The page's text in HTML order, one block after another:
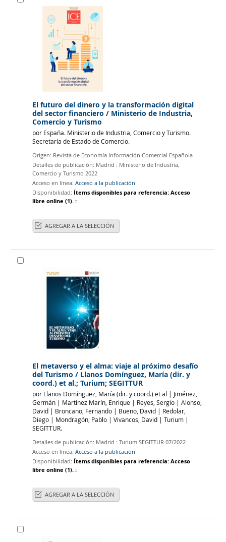
El futuro del dinero y la transformación digital
del sector financiero/ Ministerio de Industria,
Comercio y Turismo
por España. Ministerio de Industria, Comercio y Turismo.
Secretaría de Estado de Comercio.
Origen: Revista de Economía Información Comercial Española
Detalles de publicación: Madrid : Ministerio de Industria,
Comercio y Turismo 2022
Acceso en línea:Acceso a la publicación
Disponibilidad: Ítems disponibles para referencia:Acceso
libre online (1).:
AGREGAR A LA SELECCIÓN
El metaverso y el alma: viaje al próximo desafío
del Turismo/ Llanos Domínguez, María (dir. y
coord.) et al.; Turium; SEGITTUR
por Llanos Domínguez, María (dir. y coord.) et al | Jiménez,
Germán | Martínez Marín, Enrique | Reyes, Sergio |Alonso,
David | Broncano, Fernando | Bueno, David | Redolar,
Diego | Mondragón, Pablo |Vivancos, David |Turium |
SEGITTUR.
Detalles de publicación: Madrid : Turium SEGITTUR 07/2022
Acceso en línea:Acceso a la publicación
Disponibilidad: Ítems disponibles para referencia:Acceso
libre online (1).:
AGREGAR A LA SELECCIÓN